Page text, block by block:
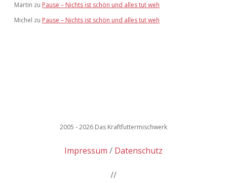
Martin zu Pause – Nichts ist schön und alles tut weh
Michel zu Pause – Nichts ist schön und alles tut weh
2005 - 2026 Das Kraftfuttermischwerk
Impressum Datenschutz
//